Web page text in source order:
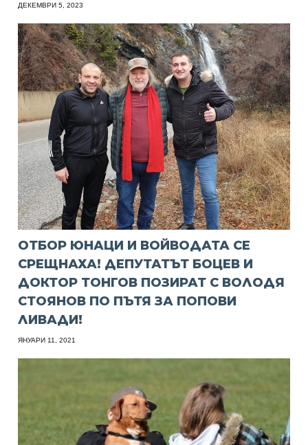
ДЕКЕМВРИ 5, 2023
ОТБОР ЮНАЦИ И ВОЙВОДАТА СЕ
СРЕЩНАХА! ДЕПУТАТЪТ БОЦЕВ И
ДОКТОР ТОНГОВ ПОЗИРАТ С ВОЛОДЯ
СТОЯНОВ ПО ПЪТЯ ЗА ПОПОВИ
ЛИВАДИ!
ЯНУАРИ 11, 2021